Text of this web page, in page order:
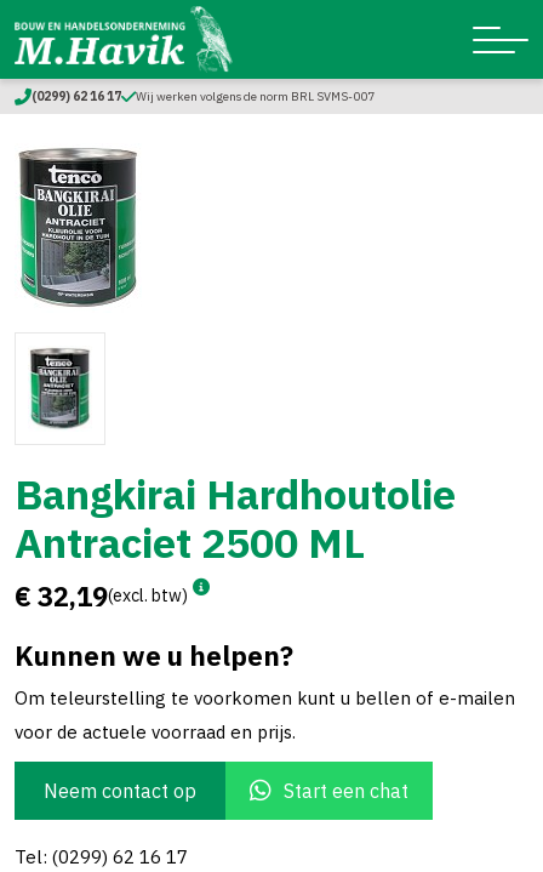
(0299) 62 16 17 Wij werken volgens de norm BRL SVMS-007
Bangkirai Hardhoutolie
Antraciet 2500 ML
€ 32,19(excl. btw)
Kunnen we u helpen?
Om teleurstelling te voorkomen kunt u bellen of e-mailen
voor de actuele voorraad en prijs.
Neem contact op Start een chat
Tel: (0299) 62 16 17